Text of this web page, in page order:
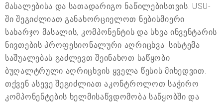
მასალებისა და სათადარიგო ნაწილებისთვის. USU-
ში შეგიძლიათ განახორციელოთ ნებისმიერი
სახარჯო მასალის, კომპონენტის და სხვა ინვენტარის
ნივთების პროფესიონალური აღრიცხვა. სისტემა
საშუალებას გაძლევთ შეინახოთ საწყობი
ბუღალტრული აღრიცხვის ყველა წესის მიხედვით.
თქვენ ასევე შეგიძლიათ აკონტროლოთ საჭირო
კომპონენტების ხელმისაწვდომობა საწყობში და